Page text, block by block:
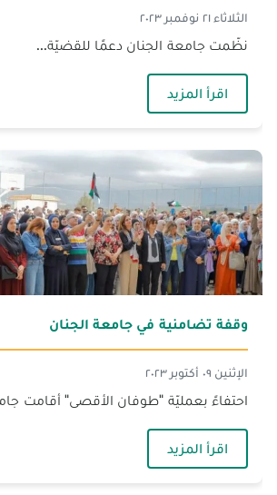
الثلاثاء ٢١ نوفمبر ٢٠٢٣
نظّمت جامعة الجنان دعمًا للقضيّة...
اقرأ المزيد— غزّة الصمود
وقفة تضامنية في جامعة الجنان
الإثنين ٠٩ أكتوبر ٢٠٢٣
احتفاءً بعمليّة "طوفان الأقصى" أقامت
اقرأ المزيد— وقفة تضامنية في جامعة